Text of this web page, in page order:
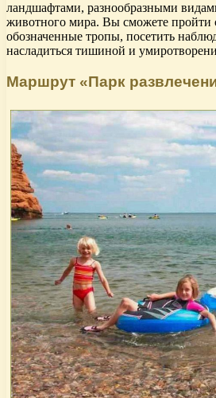
ландшафтами, разнообразными
животного мира. Вы сможете пройти
обозначенные тропы, посетить
насладиться тишиной и
Маршрут «Парк